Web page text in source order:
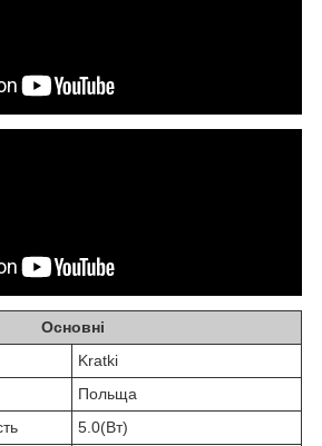
Основні
Kratki
Польща
5.0(Вт)